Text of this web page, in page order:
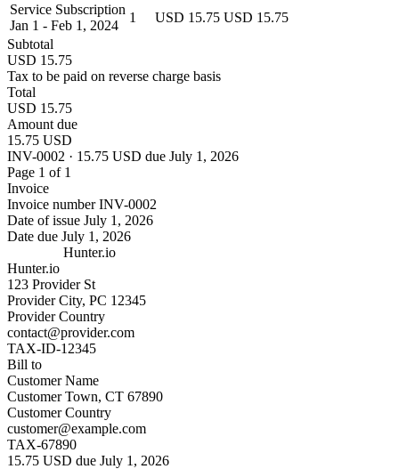
Service Subscription
Jan 1 - Feb 1, 2024
1 USD 15.75 USD 15.75
Subtotal
USD 15.75
Tax to be paid on reverse charge basis
Total
USD 15.75
Amount due
15.75 USD
INV-0002 · 15.75 USD due July 1, 2026
Page 1 of 1
Invoice
Invoice numberINV-0002
Date of issue July 1, 2026
Date due July 1, 2026
Hunter.io
Hunter.io
123 Provider St
Provider City, PC 12345
Provider Country
contact@provider.com
TAX-ID-12345
Bill to
Customer Name
Customer Town, CT 67890
Customer Country
customer@example.com
TAX-67890
15.75 USD due July 1, 2026